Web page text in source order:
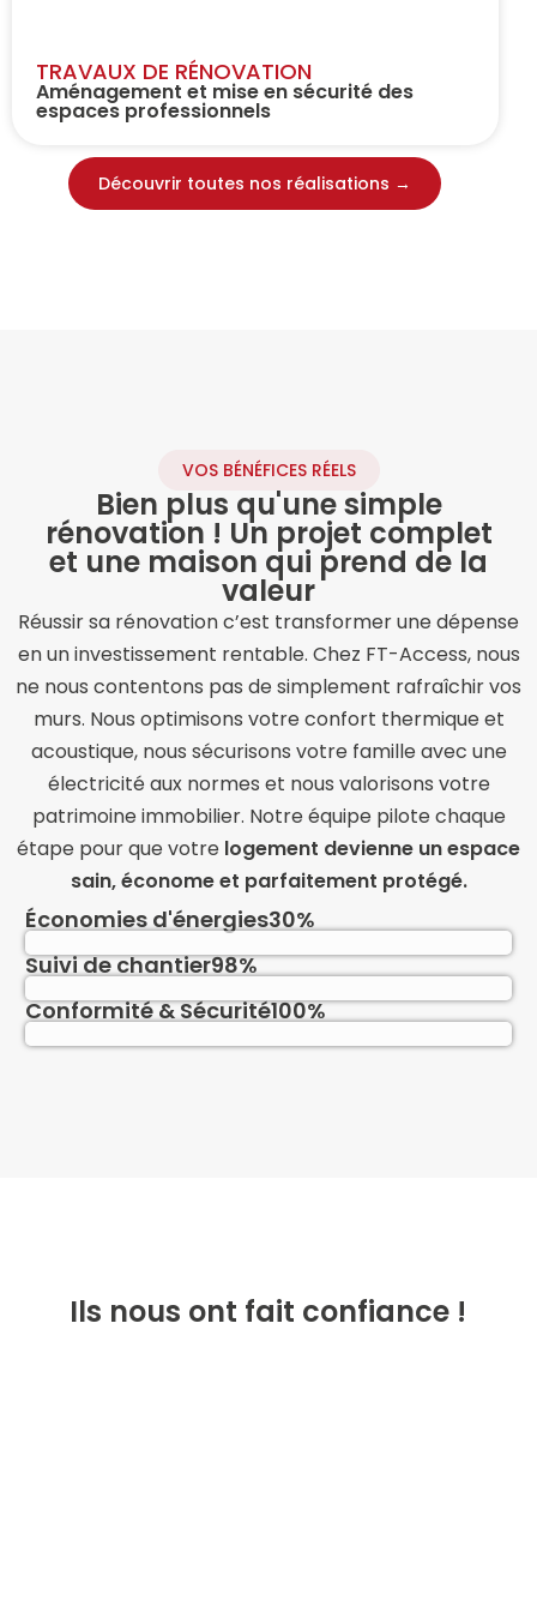
TRAVAUX DE RÉNOVATION
Aménagement et mise en sécurité des
espaces professionnels
Découvrir toutes nos réalisations →
VOS BÉNÉFICES RÉELS
Bien plus qu'une simple
rénovation ! Un projet complet
et une maison qui prend de la
valeur
Réussir sa rénovation c’est transformer une dépense
en un investissement rentable. Chez FT-Access, nous
ne nous contentons pas de simplement rafraîchir vos
murs. Nous optimisons votre confort thermique et
acoustique, nous sécurisons votre famille avec une
électricité aux normes et nous valorisons votre
patrimoine immobilier. Notre équipe pilote chaque
étape pour que votre logement devienne un espace
sain, économe et parfaitement protégé.
Économies d'énergies30%
Suivi de chantier98%
Conformité & Sécurité100%
Ils nous ont fait confiance !